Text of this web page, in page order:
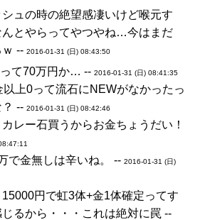
ュの時の絶望感凄いけど喉元す
んとやらってやつやね…今はまだ
-- 2016-01-31 (日) 08:43:50
て70万円か… -- 2016-01-31 (日) 08:41:35
以上0って流石にNEWがなかったっ
-- 2016-01-31 (日) 08:42:46
レー石買うからお金ちょうだい！
で金無しは辛いね。 -- 2016-01-31 (日)
円で虹3体+金1体確定ってす
るから・・・これは絶対に罠 --